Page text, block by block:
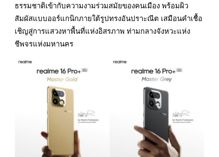
ธรรมชาติเข้ากับความงามร่วมสมัยของคนเมือง พร้อมผิว
สัมผัสแบบออร์แกนิกภายใต้รูปทรงอันปราะณีต เสมือนคำเชื้อ
เชิญสู่การแสวงหาพื้นที่แห่งอิสรภาพ ท่ามกลางจังหวะแห่ง
ชีพจรแห่งมหานคร